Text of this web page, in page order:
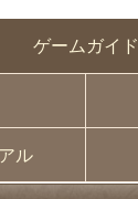
ゲームガイド
ル